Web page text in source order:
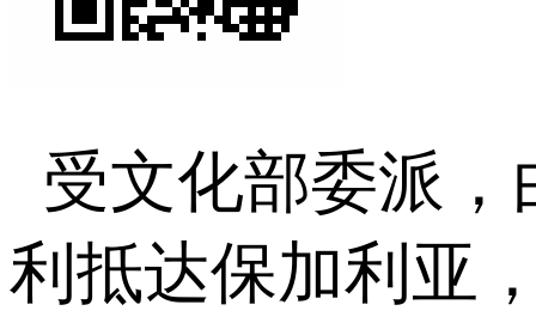
受文化部委派，
利抵达保加利亚